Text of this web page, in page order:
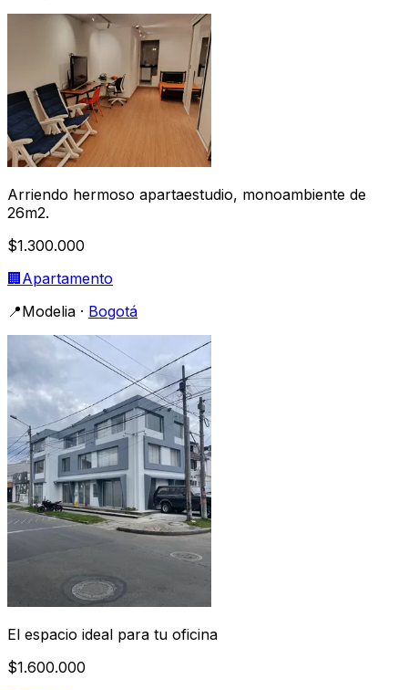
Arriendo hermoso apartaestudio, monoambiente de
26m2.
$1.300.000
🏢Apartamento
📍Modelia · Bogotá
El espacio ideal para tu oficina
$1.600.000